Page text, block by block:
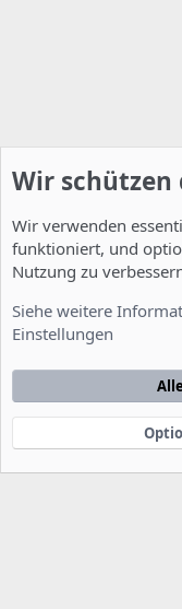
Startseite
e
Community platform by
xenDach©2010-2014
Wir schützen
Wir verwenden
funktioniert, und
Nutzung zu
Siehe weitere
Einstellungen